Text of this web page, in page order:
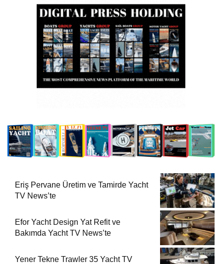
Eriş Pervane Üretim ve Tamirde Yacht
TV News’te
Efor Yacht Design Yat Refit ve
Bakımda Yacht TV News’te
Yener Tekne Trawler 35 Yacht TV